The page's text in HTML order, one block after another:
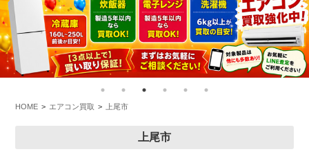
HOME エアコン買取 上尾市
上尾市